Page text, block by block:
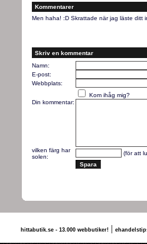
Kommentarer
Men haha! :D Skrattade när jag läste ditt
Skriv en kommentar
Namn:
E-post:
Webbplats:
Kom ihåg mig?
Din kommentar:
vilken färg har
solen:
(för att
hittabutik.se - 13.000 webbutiker!|